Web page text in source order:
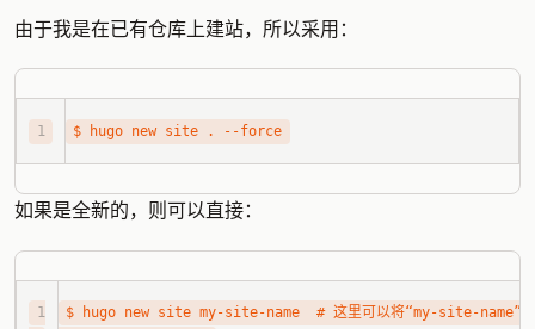
由于我是在已有仓库上建站，所以采用：
1
如果是全新的，则可以直接：
1
$ hugo new site my-site-name # 这里可以将“my-site-name”